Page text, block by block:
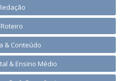
Roteiro
& Conteúdo
& Ensino Médio